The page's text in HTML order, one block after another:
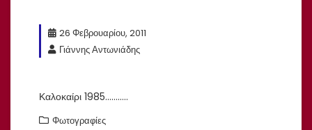
26 Φεβρουαρίου, 2011
Γιάννης Αντωνιάδης
Καλοκαίρι 1985………..
Φωτογραφίες